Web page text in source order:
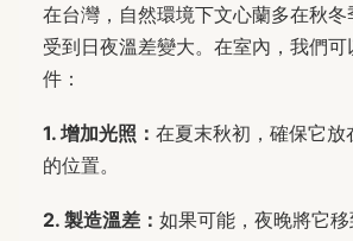
在台灣，自然環境下文心蘭多在秋
受到日夜溫差變大。在室內，我們可
件：
1. 增加光照： 在夏末秋初，確保它放
的位置。
2. 製造溫差： 如果可能，夜晚將它